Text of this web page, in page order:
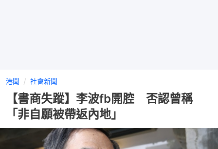
港聞 社會新聞
【書商失蹤】李波fb開腔 否認曾稱
「非自願被帶返內地」